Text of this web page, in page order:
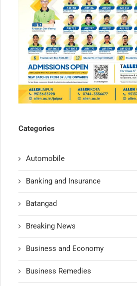
Categories
Automobile
Banking and Insurance
Batangad
Breaking News
Business and Economy
Business Remedies